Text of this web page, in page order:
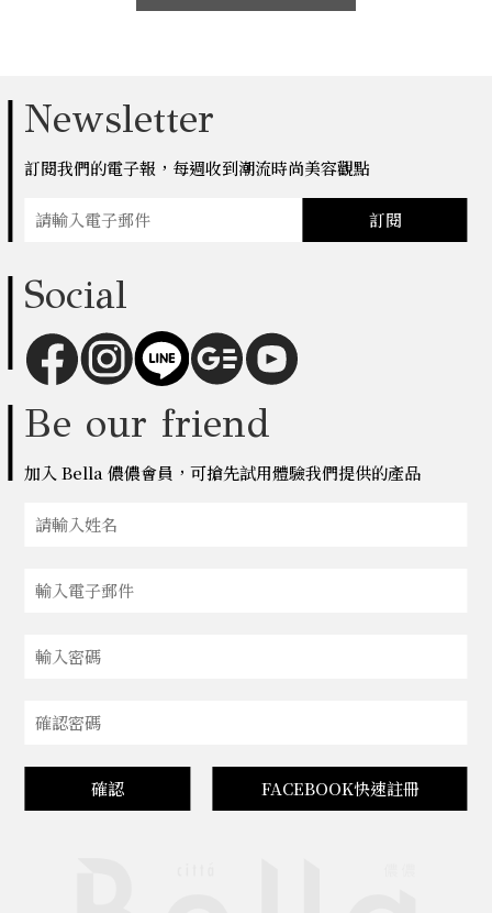
Newsletter
訂閱我們的電子報，每週收到潮流時尚美容觀點
訂閱
Social
Be our friend
加入 Bella 儂儂會員，可搶先試用體驗我們提供的產品
確認 FACEBOOK快速註冊